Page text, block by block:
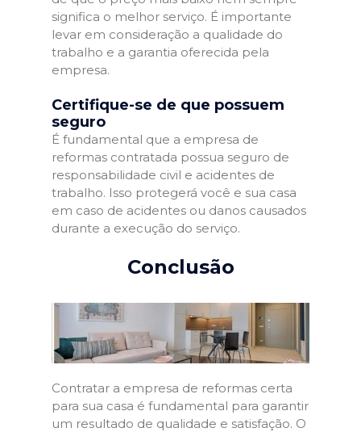
significa o melhor serviço. É importante
levar em consideração a qualidade do
trabalho e a garantia oferecida pela
empresa.
Certifique-se de que possuem
seguro
É fundamental que a empresa de
reformas contratada possua seguro de
responsabilidade civil e acidentes de
trabalho. Isso protegerá você e sua casa
em caso de acidentes ou danos causados
durante a execução do serviço.
Conclusão
Contratar a empresa de reformas certa
para sua casa é fundamental para garantir
um resultado de qualidade e satisfação. O